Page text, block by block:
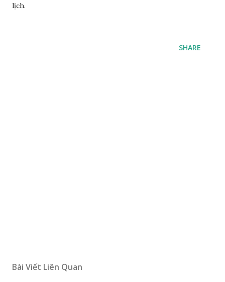
lịch.
SHARE
Bài Viết Liên Quan